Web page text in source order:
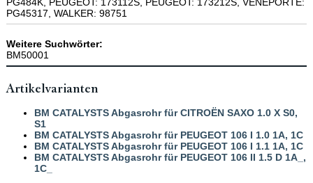
PG45317, WALKER: 98751
Weitere Suchwörter:
BM50001
Artikelvarianten
BM CATALYSTS Abgasrohr für CITROËN SAXO 1.0 X S0,
S1
BM CATALYSTS Abgasrohr für PEUGEOT 106 I 1.0 1A, 1C
BM CATALYSTS Abgasrohr für PEUGEOT 106 I 1.1 1A, 1C
BM CATALYSTS Abgasrohr für PEUGEOT 106 II 1.5 D 1A_,
1C_